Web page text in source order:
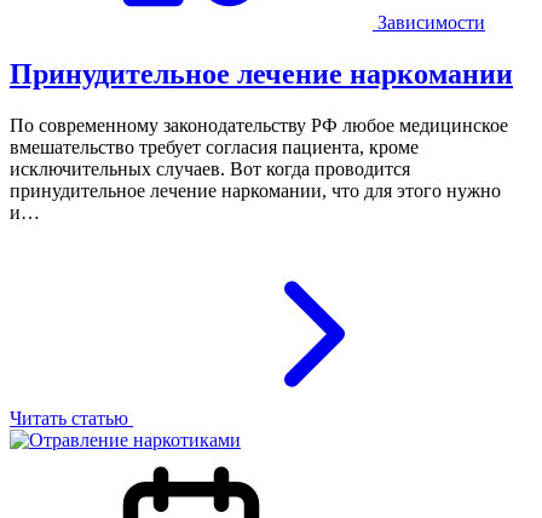
Зависимости
Принудительное лечение наркомании
По современному законодательству РФ любое медицинское
вмешательство требует согласия пациента, кроме
исключительных случаев. Вот когда проводится
принудительное лечение наркомании, что для этого нужно
и…
Читать статью